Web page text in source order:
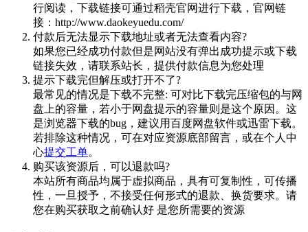
行阅读，下载链接可通过稻壳官网进行下载，官网链
接：http://www.daokeyuedu.com/
付款后无法显示下载地址或者无法查看内容?
如果您已经成功付款但是网站没有弹出成功提示或下载
链接失效，请联系站长，提供付款信息为您处理
提示下载完但解压或打开不了?
最常见的情况是下载不完整: 可对比下载完压缩包的与网
盘上的容量，若小于网盘提示的容量则是这个原因。这
是浏览器下载的bug，建议用百度网盘软件或迅雷下载。
若排除这种情况，可在对应资源底部留言，或在个人中
心提交工单。
购买该资源后，可以退款吗?
本站所有商品均属于虚拟商品，具有可复制性，可传播
性，一旦授予，不接受任何形式的退款、换货要求。请
您在购买获取之前确认好 是您所需要的资源